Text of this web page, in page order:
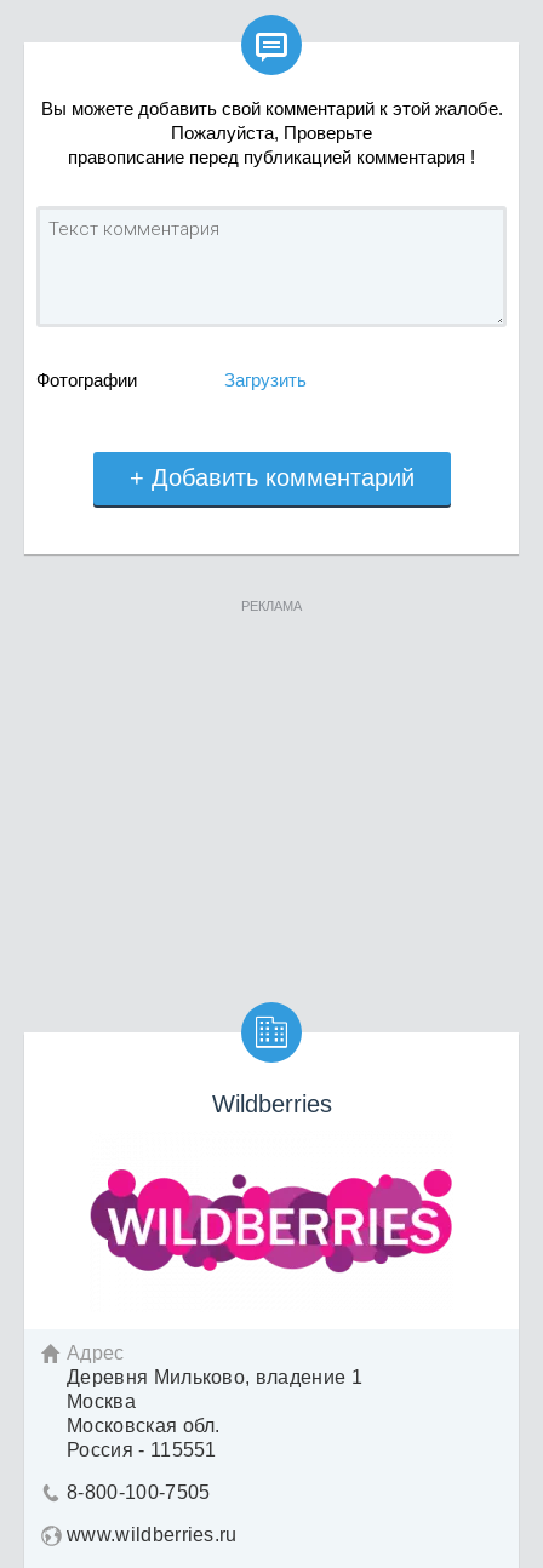

Вы можете добавить свой комментарий к этой жалобе.
Пожалуйста, Проверьте
правописание перед публикацией комментария !
Фотографии Загрузить
+ Добавить комментарий
РЕКЛАМА

Wildberries
 Адрес
Деревня Мильково, владение 1
Москва
Московская обл.
Россия - 115551
 8-800-100-7505
www.wildberries.ru